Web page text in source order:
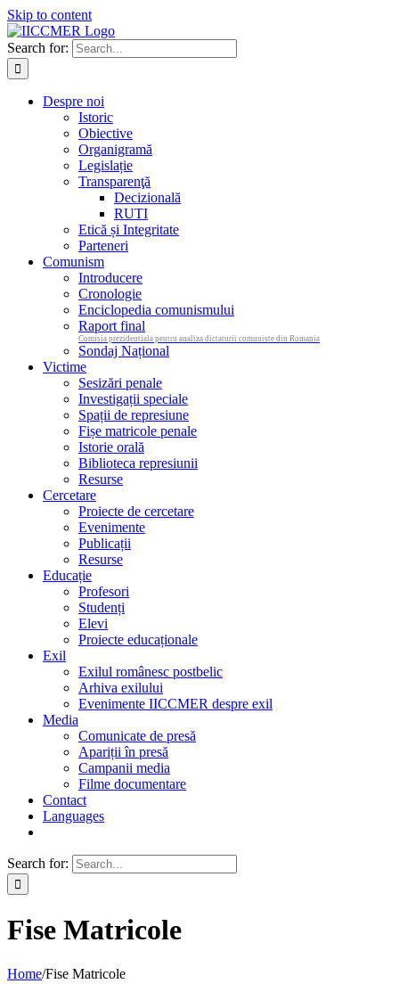
Skip to content
Search for:
Despre noi
Istoric
Obiective
Organigramă
Legislație
Transparenţă
Decizională
RUTI
Etică și Integritate
Parteneri
Comunism
Introducere
Cronologie
Enciclopedia comunismului
Raport final
Comisia prezidentiala pentru analiza dictaturii comuniste din Romania
Sondaj Național
Victime
Sesizări penale
Investigații speciale
Spații de represiune
Fișe matricole penale
Istorie orală
Biblioteca represiunii
Resurse
Cercetare
Proiecte de cercetare
Evenimente
Publicații
Resurse
Educație
Profesori
Studenți
Elevi
Proiecte educaționale
Exil
Exilul românesc postbelic
Arhiva exilului
Evenimente IICCMER despre exil
Media
Comunicate de presă
Apariții în presă
Campanii media
Filme documentare
Contact
Languages
Search for:
Fise Matricole
Home/Fise Matricole